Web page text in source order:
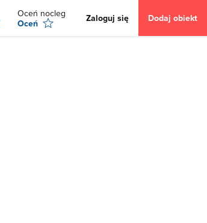
Oceń nocleg
Oceń
Zaloguj się Dodaj obiekt